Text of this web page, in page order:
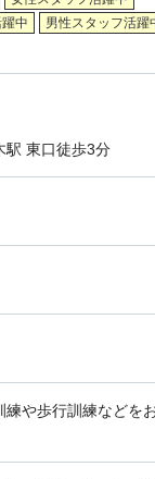
中
男性スタッフ活躍
駅 東口徒歩3分
や歩行訓練などを